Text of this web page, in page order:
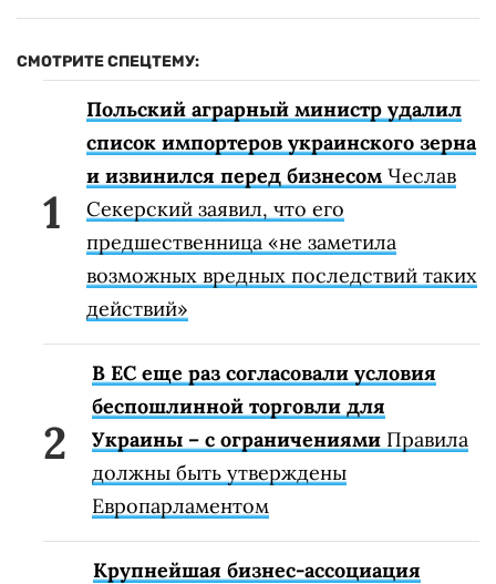
СМОТРИТЕ СПЕЦТЕМУ:
Польский аграрный министр удалил
список импортеров украинского зерна
и извинился перед бизнесом Чеслав
Секерский заявил, что его
предшественница «не заметила
возможных вредных последствий таких
действий»
В ЕС еще раз согласовали условия
беспошлинной торговли для
Украины – с ограничениями Правила
должны быть утверждены
Европарламентом
Крупнейшая бизнес-ассоциация